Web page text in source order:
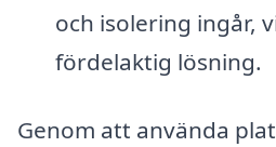
och isolering ingår,
fördelaktig lösning.
Genom att använda